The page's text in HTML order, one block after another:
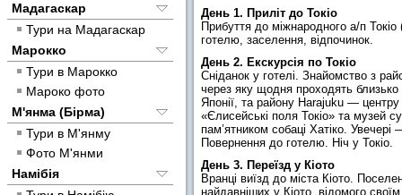
Мадагаскар
Тури на Мадагаскар
Марокко
Тури в Марокко
Мароко фото
М'янма (Бірма)
Тури в М'янму
Фото М'янми
Намібія
День 1. Приліт до Токіо
Прибуття до міжнародного а/п
готелю, заселення, відпочинок.
День 2. Екскурсія по Токіо
Сніданок у готелі. Знайомство з
через яку щодня проходять
Японії, та району Harajuku —
«Єлисейські поля Токіо» та музей
пам’ятником собаці Хатіко.
Повернення до готелю. Ніч у Токіо.
День 3. Переїзд у Кіото
Вранці виїзд до міста Кіото.
найдавніших у Кіото, відомого